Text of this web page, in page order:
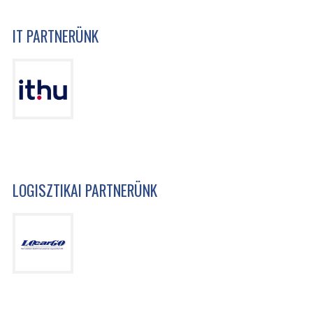
IT PARTNERÜNK
LOGISZTIKAI PARTNERÜNK